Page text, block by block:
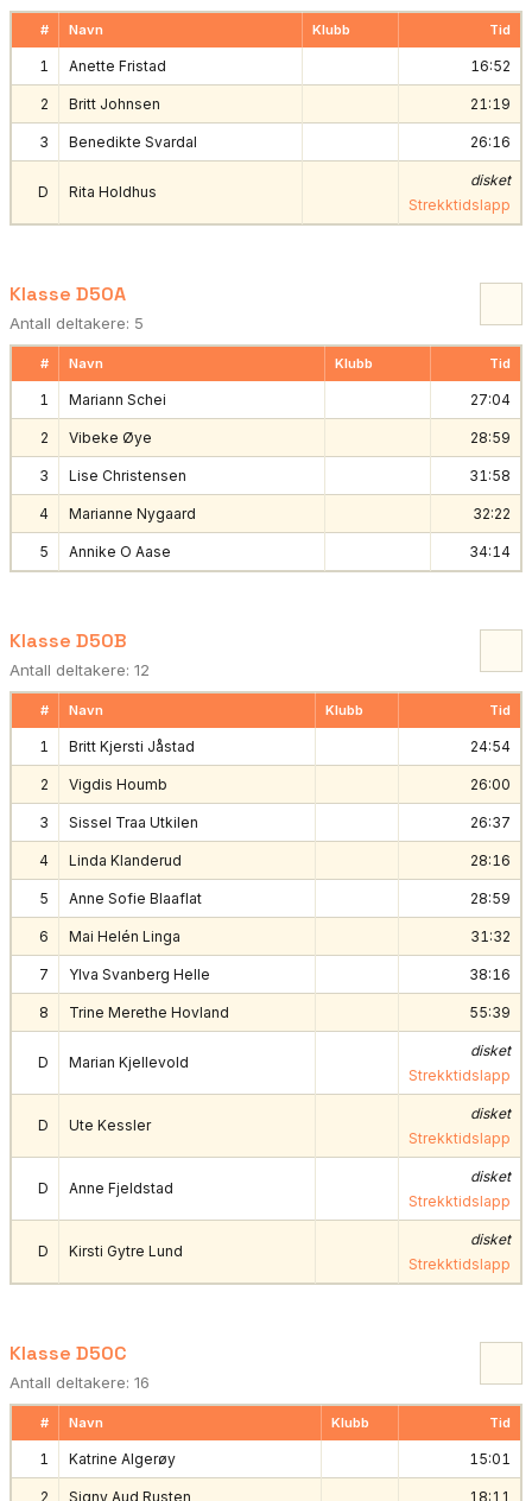
# Navn Klubb Tid
1 Anette Fristad 16:52
2 Britt Johnsen 21:19
3 Benedikte Svardal 26:16
D Rita Holdhus
disket
Strekktidslapp
Klasse D50A
Antall deltakere: 5
# Navn Klubb Tid
1 Mariann Schei 27:04
2 Vibeke Øye 28:59
3 Lise Christensen 31:58
4 Marianne Nygaard 32:22
5 Annike O Aase 34:14
Klasse D50B
Antall deltakere: 12
# Navn Klubb Tid
1 Britt Kjersti Jåstad 24:54
2 Vigdis Houmb 26:00
3 Sissel Traa Utkilen 26:37
4 Linda Klanderud 28:16
5 Anne Sofie Blaaflat 28:59
6 Mai Helén Linga 31:32
7 Ylva Svanberg Helle 38:16
8 Trine Merethe Hovland 55:39
D Marian Kjellevold
disket
Strekktidslapp
D Ute Kessler
disket
Strekktidslapp
D Anne Fjeldstad
disket
Strekktidslapp
D Kirsti Gytre Lund
disket
Strekktidslapp
Klasse D50C
Antall deltakere: 16
# Navn Klubb Tid
1 Katrine Algerøy 15:01
2 Signy Aud Rusten 18:11